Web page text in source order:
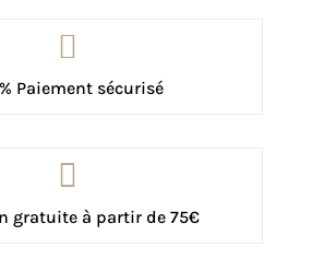

Paiement sécurisé

gratuite à partir de 75€